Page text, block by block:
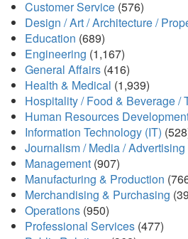
Customer Service (576)
Design / Art / Architecture /
Education (689)
Engineering (1,167)
General Affairs (416)
Health & Medical (1,939)
Hospitality / Food & Beverage /
Human Resources
Information Technology (IT)
Journalism / Media / Advertising
Management (907)
Manufacturing & Production
Merchandising & Purchasing
Operations (950)
Professional Services (477)